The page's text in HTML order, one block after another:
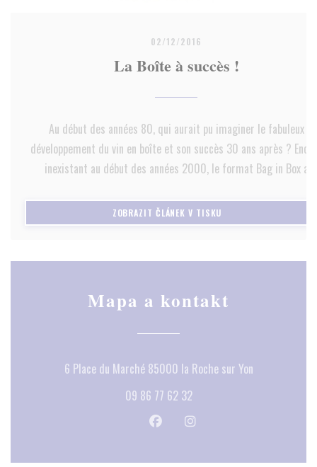
02/12/2016
La Boîte à succès !
Au début des années 80, qui aurait pu imaginer le fabuleux
développement du vin en boîte et son succès 30 ans après ?
inexistant au début des années 2000, le format Bag in Box a
consommateurs s’étant laissés convaincre par ce « drôle » de
contenant : pratique, économique, incassable, écologique et
ZOBRAZIT ČLÁNEK V TISKU
Mapa a kontakt
6 Place du Marché 85000 la Roche sur Yon((otevře se v
09 86 77 62 32
Facebook ((otevře se v novém
Instagram ((otevře se v